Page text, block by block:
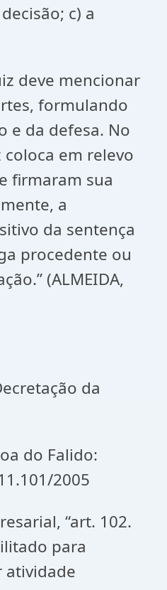
c) a
deve mencionar
formulando
e da defesa. No
em relevo
firmaram sua
a
da sentença
procedente ou
(ALMEIDA,
da
do Falido:
2005
“art. 102.
para
atividade